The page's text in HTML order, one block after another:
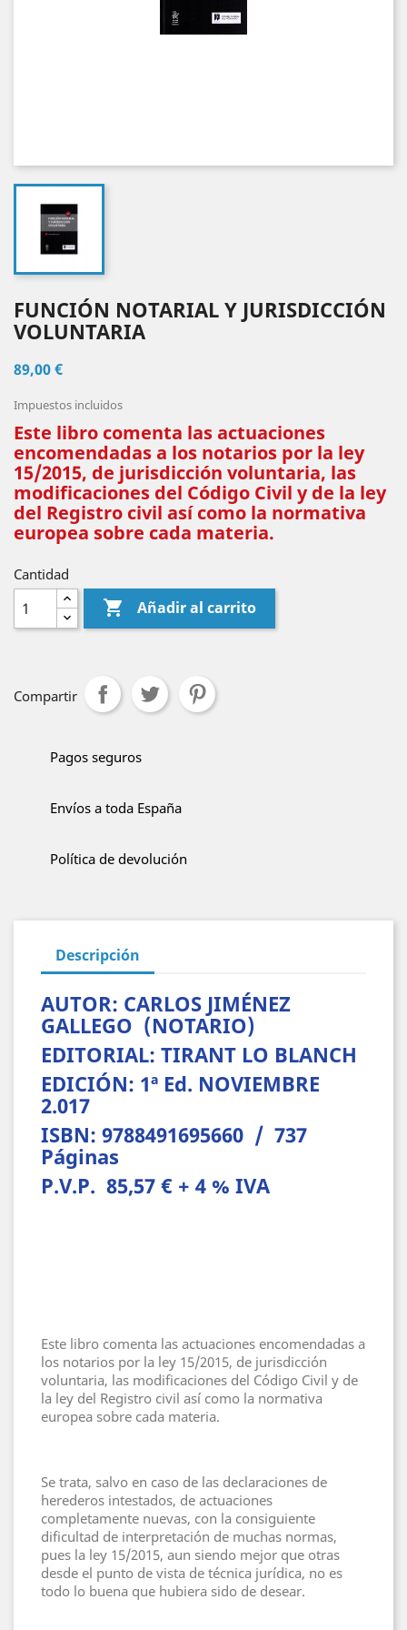
FUNCIÓN NOTARIAL Y JURISDICCIÓN
VOLUNTARIA
89,00 €
Impuestos incluidos
Este libro comenta las actuaciones
encomendadas a los notarios por la ley
15/2015, de jurisdicción voluntaria, las
modificaciones del Código Civil y de la ley
del Registro civil así como la normativa
europea sobre cada materia.
Cantidad
 Añadir al carrito
Compartir
Pagos seguros
Envíos a toda España
Política de devolución
Descripción
AUTOR: CARLOS JIMÉNEZ
GALLEGO (NOTARIO)
EDITORIAL: TIRANT LO BLANCH
EDICIÓN: 1ª Ed. NOVIEMBRE
2.017
ISBN: 9788491695660 / 737
Páginas
P.V.P. 85,57 € + 4 % IVA
Este libro comenta las actuaciones encomendadas a
los notarios por la ley 15/2015, de jurisdicción
voluntaria, las modificaciones del Código Civil y de
la ley del Registro civil así como la normativa
europea sobre cada materia.
Se trata, salvo en caso de las declaraciones de
herederos intestados, de actuaciones
completamente nuevas, con la consiguiente
dificultad de interpretación de muchas normas,
pues la ley 15/2015, aun siendo mejor que otras
desde el punto de vista de técnica jurídica, no es
todo lo buena que hubiera sido de desear.